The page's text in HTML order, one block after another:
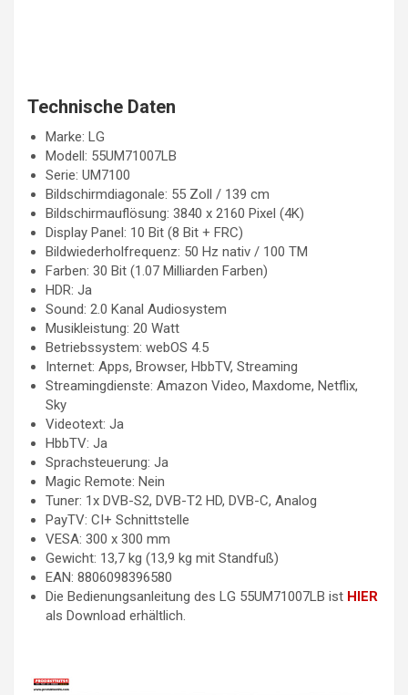
Technische Daten
Marke: LG
Modell: 55UM71007LB
Serie: UM7100
Bildschirmdiagonale: 55 Zoll / 139 cm
Bildschirmauflösung: 3840 x 2160 Pixel (4K)
Display Panel: 10 Bit (8 Bit + FRC)
Bildwiederholfrequenz: 50 Hz nativ / 100 TM
Farben: 30 Bit (1.07 Milliarden Farben)
HDR: Ja
Sound: 2.0 Kanal Audiosystem
Musikleistung: 20 Watt
Betriebssystem: webOS 4.5
Internet: Apps, Browser, HbbTV, Streaming
Streamingdienste: Amazon Video, Maxdome, Netflix,
Sky
Videotext: Ja
HbbTV: Ja
Sprachsteuerung: Ja
Magic Remote: Nein
Tuner: 1x DVB-S2, DVB-T2 HD, DVB-C, Analog
PayTV: CI+ Schnittstelle
VESA: 300 x 300 mm
Gewicht: 13,7 kg (13,9 kg mit Standfuß)
EAN: 8806098396580
Die Bedienungsanleitung des LG 55UM71007LB ist HIER
als Download erhältlich.